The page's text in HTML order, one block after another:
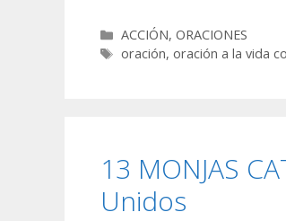
Categorías
ACCIÓN,ORACIONES
Etiquetas
oración,oración a la vida
13 MONJAS
Unidos